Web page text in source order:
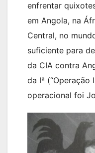
enfrentar
em Angola, na
Central, no
suficiente para
da CIA contra
da Iª
operacional foi